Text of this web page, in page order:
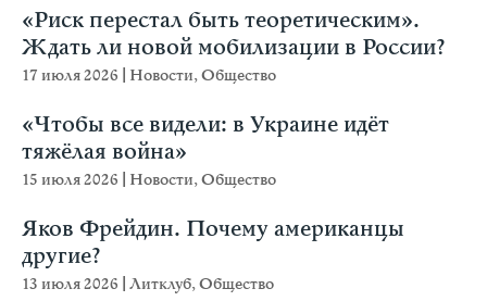
«Риск перестал быть теоретическим».
Ждать ли новой мобилизации в России?
17 июля 2026 Новости,Общество
«Чтобы все видели: в Украине идёт
тяжёлая война»
15 июля 2026 Новости,Общество
Яков Фрейдин. Почему американцы
другие?
13 июля 2026 Литклуб,Общество